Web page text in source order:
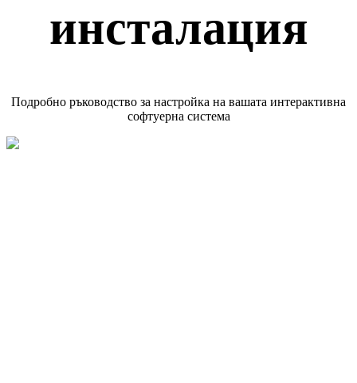
инсталация
Подробно ръководство за настройка на вашата интерактивна
софтуерна система